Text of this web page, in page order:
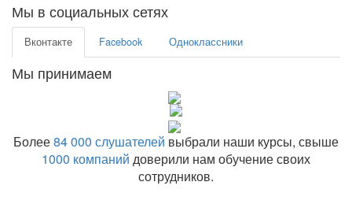
Мы в социальных сетях
Вконтакте Facebook Одноклассники
Мы принимаем
Более84 000 слушателей выбрали наши курсы, свыше
1000 компаний доверили нам обучение своих
сотрудников.